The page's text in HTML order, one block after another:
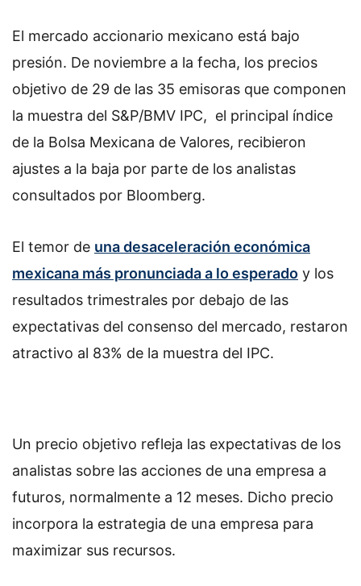
El mercado accionario mexicano está bajo
presión. De noviembre a la fecha, los precios
objetivo de 29 de las 35 emisoras que componen
la muestra del S&P/BMV IPC, el principal índice
de la Bolsa Mexicana de Valores, recibieron
ajustes a la baja por parte de los analistas
consultados por Bloomberg.
El temor de una desaceleración económica
mexicana más pronunciada a lo esperado y los
resultados trimestrales por debajo de las
expectativas del consenso del mercado, restaron
atractivo al 83% de la muestra del IPC.
Un precio objetivo refleja las expectativas de los
analistas sobre las acciones de una empresa a
futuros, normalmente a 12 meses. Dicho precio
incorpora la estrategia de una empresa para
maximizar sus recursos.